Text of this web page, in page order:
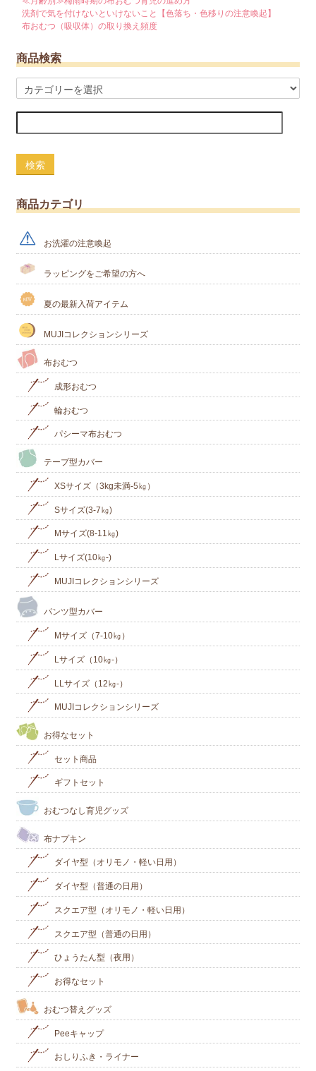
洗剤で気を付けないといけないこと【色落ち・色移りの注意喚起】
布おむつ（吸収体）の取り換え頻度
商品検索
検索
商品カテゴリ
お洗濯の注意喚起
ラッピングをご希望の方へ
夏の最新入荷アイテム
MUJIコレクションシリーズ
布おむつ
成形おむつ
輪おむつ
パシーマ布おむつ
テープ型カバー
XSサイズ（3kg未満-5㎏）
Sサイズ(3-7㎏)
Mサイズ(8-11㎏)
Lサイズ(10㎏‐)
MUJIコレクションシリーズ
パンツ型カバー
Mサイズ（7-10㎏）
Lサイズ（10㎏-）
LLサイズ（12㎏-）
MUJIコレクションシリーズ
お得なセット
セット商品
ギフトセット
おむつなし育児グッズ
布ナプキン
ダイヤ型（オリモノ・軽い日用）
ダイヤ型（普通の日用）
スクエア型（オリモノ・軽い日用）
スクエア型（普通の日用）
ひょうたん型（夜用）
お得なセット
おむつ替えグッズ
Peeキャップ
おしりふき・ライナー